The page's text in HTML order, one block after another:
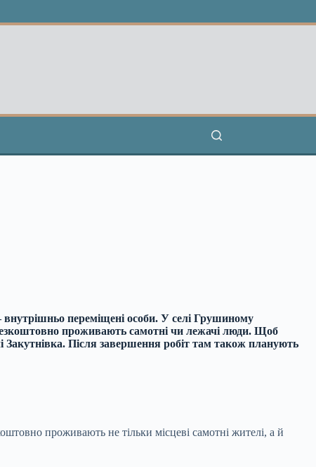
переміщені особи. У селі Грушиному
проживають самотні чи лежачі люди. Щоб
Закутнівка. Після завершення робіт там також планують
проживають не тільки місцеві самотні жителі, а й